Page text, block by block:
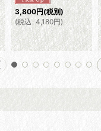
3,800円(税別)
(税込: 4,180円)